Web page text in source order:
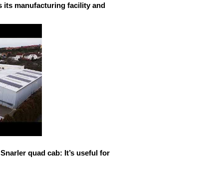
its manufacturing facility and
quad cab: It’s useful for